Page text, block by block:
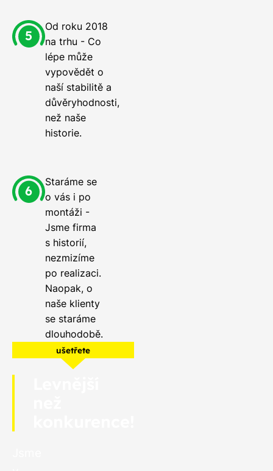
Od roku 2018
na trhu - Co
lépe může
vypovědět o
naší stabilitě a
důvěryhodnosti,
než naše
historie.
Staráme se
o vás i po
montáži -
Jsme firma
s historií,
nezmizíme
po realizaci.
Naopak, o
naše klienty
se staráme
dlouhodobě.
ušetřete